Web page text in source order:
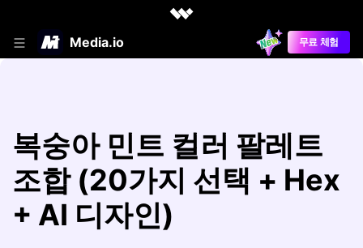
Media.io 무료 체험
복숭아 민트 컬러 팔레트
조합 (20가지 선택 + Hex
+ AI 디자인)